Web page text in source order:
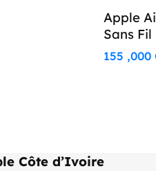
Apple
Sans Fil
155 ,000
Côte d’Ivoire